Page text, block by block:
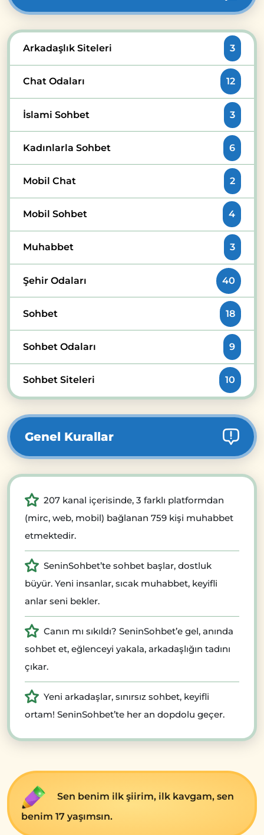
Arkadaşlık Siteleri 3
Chat Odaları 12
İslami Sohbet 3
Kadınlarla Sohbet 6
Mobil Chat 2
Mobil Sohbet 4
Muhabbet 3
Şehir Odaları 40
Sohbet 18
Sohbet Odaları 9
Sohbet Siteleri 10
Genel Kurallar
207 kanal içerisinde, 3 farklı platformdan
(mirc, web, mobil) bağlanan 759 kişi muhabbet
etmektedir.
SeninSohbet’te sohbet başlar, dostluk
büyür. Yeni insanlar, sıcak muhabbet, keyifli
anlar seni bekler.
Canın mı sıkıldı? SeninSohbet’e gel, anında
sohbet et, eğlenceyi yakala, arkadaşlığın tadını
çıkar.
Yeni arkadaşlar, sınırsız sohbet, keyifli
ortam! SeninSohbet’te her an dopdolu geçer.
Sen benim ilk şiirim, ilk kavgam, sen
benim 17 yaşımsın.